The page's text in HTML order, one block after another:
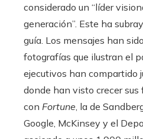
considerado un “líder
generación”. Este ha
guía. Los mensajes han
fotografías que ilustran el
ejecutivos han compartido
donde han visto crecer sus
con Fortune, la de
Google, McKinsey y el